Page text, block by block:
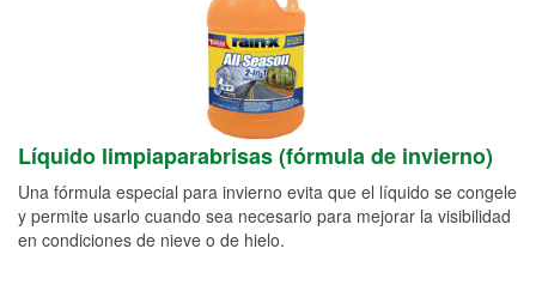
Líquido limpiaparabrisas (fórmula de invierno)
Una fórmula especial para invierno evita que el líquido se congele
y permite usarlo cuando sea necesario para mejorar la visibilidad
en condiciones de nieve o de hielo.